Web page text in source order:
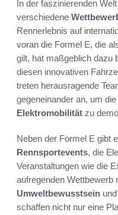
In der faszinierenden
verschiedene
Rennerlebnis auf
voran die Formel E, die
gilt, hat maßgeblich dazu
diesen innovativen
treten herausragende
gegeneinander an, um
Elektromobilität zu
Neben der Formel E gibt
Rennsportevents, die
Veranstaltungen wie die
aufregenden Wettbewerb
Umweltbewusstsein
schaffen nicht nur eine